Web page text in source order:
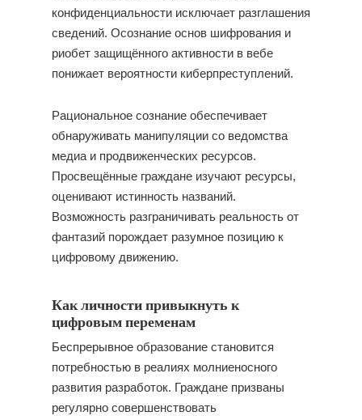
конфиденциальности исключает разглашения
сведений. Осознание основ шифрования и
риобет защищённого активности в вебе
понижает вероятности киберпреступлений.
Рациональное сознание обеспечивает
обнаруживать манипуляции со ведомства
медиа и продвиженческих ресурсов.
Просвещённые граждане изучают ресурсы,
оценивают истинность названий.
Возможность разграничивать реальность от
фантазий порождает разумное позицию к
цифровому движению.
Как личности привыкнуть к
цифровым переменам
Беспрерывное образование становится
потребностью в реалиях молниеносного
развития разработок. Граждане призваны
регулярно совершенствовать